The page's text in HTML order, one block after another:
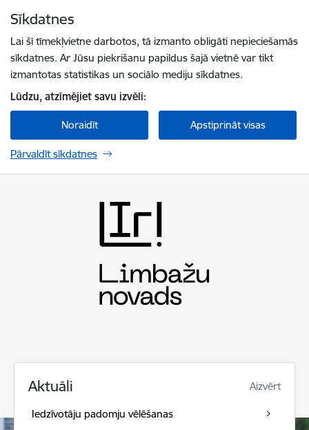
Sīkdatnes
Lai šī tīmekļvietne darbotos, tā izmanto obligāti nepieciešamās
sīkdatnes. Ar Jūsu piekrišanu papildus šajā vietnē var tikt
izmantotas statistikas un sociālo mediju sīkdatnes.
Lūdzu, atzīmējiet savu izvēli:
Noraidīt Apstiprināt visas
Pārvaldīt sīkdatnes
Aktuāli Aizvērt
Iedzīvotāju padomju vēlēšanas